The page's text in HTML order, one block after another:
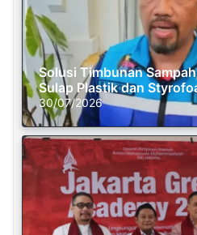
Solusi Timbunan
Sulap Plastik dan
30/07/2026